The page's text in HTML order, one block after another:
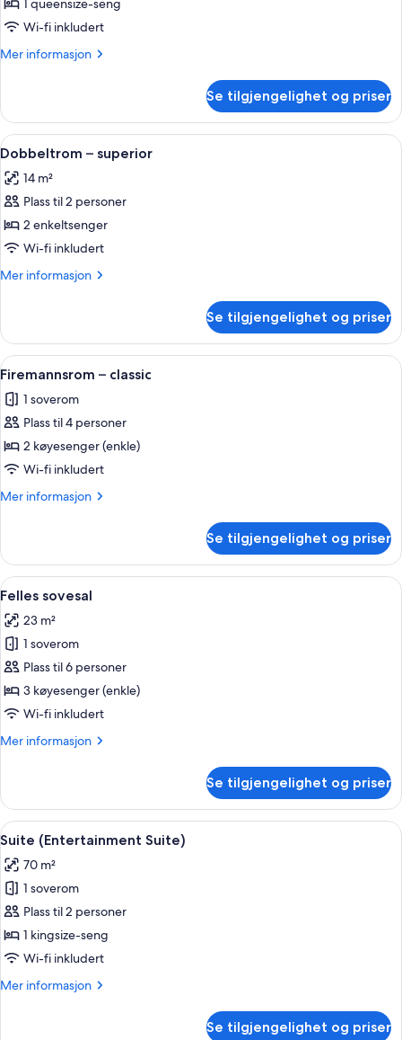
Superior
Room,
1
Accessible
1 queensize-seng
Wi-fi inkludert
Mer informasjon
Mer
Room,
Queen
Accessible
Se tilgjengelighet og priser
Åpne
alle
bildene
av
Dobbeltrom
–
superior
Dobbeltrom – superior | Sengetøy i
5
Dobbeltrom – superior
14 m²
Plass til 2 personer
2 enkeltsenger
Wi-fi inkludert
Mer informasjon
Mer
–
superior
Se tilgjengelighet og priser
Åpne
alle
bildene
av
Firemannsrom
–
classic
Firemannsrom – classic | Sengetøy
5
Firemannsrom – classic
1 soverom
Plass til 4 personer
2 køyesenger (enkle)
Wi-fi inkludert
Mer informasjon
Mer
–
classic
Se tilgjengelighet og priser
Åpne
alle
bildene
av
Felles
sovesal
Felles sovesal | Sengetøy i egyptisk
5
Felles sovesal
23 m²
1 soverom
Plass til 6 personer
3 køyesenger (enkle)
Wi-fi inkludert
Mer informasjon
Mer
sovesal
Se tilgjengelighet og priser
Åpne
alle
bildene
av
Suite
(Entertainment
Suite)
Suite (Entertainment Suite) |
8
Suite (Entertainment Suite)
70 m²
1 soverom
Plass til 2 personer
1 kingsize-seng
Wi-fi inkludert
Mer informasjon
Mer
Se tilgjengelighet og priser